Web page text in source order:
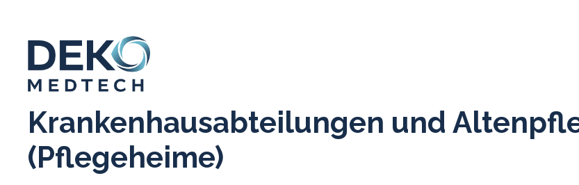
content
Krankenhausabteilungen und
(Pflegeheime)